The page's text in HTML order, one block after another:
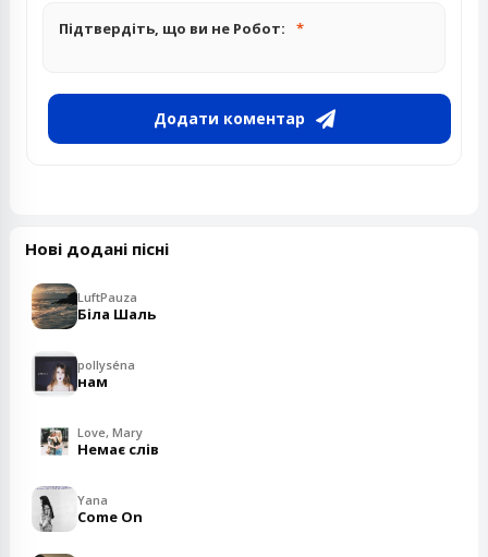
Підтвердіть, що ви не Робот:
Додати коментар
Нові додані пісні
LuftPauza
Біла Шаль
pollyséna
нам
Love, Mary
Немає слів
Yana
Come On